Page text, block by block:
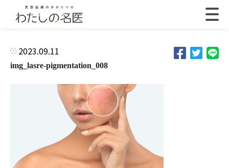
2023.09.11
img_lasre-pigmentation_008